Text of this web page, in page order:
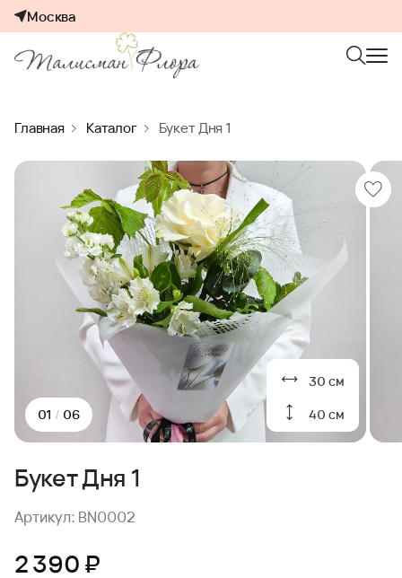
Москва
Главная Каталог Букет Дня 1
30 см
40 см
01 / 06
Букет Дня 1
Артикул: BN0002
2 390 ₽